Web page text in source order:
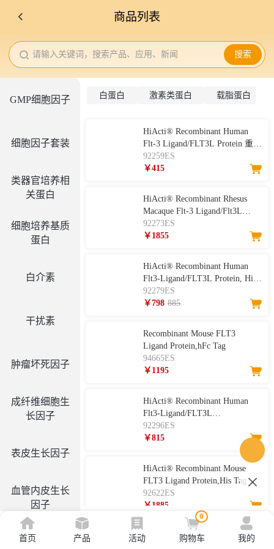
商品列表
请输入关键词，搜索产品、应用、新闻 搜索
GMP细胞因子
细胞因子套装
类器官培养相
关蛋白
细胞培养基质
蛋白
白介素
干扰素
肿瘤坏死因子
成纤维细胞生
长因子
表皮生长因子
血管内皮生长
因子
集落刺激因子
白蛋白 激素类蛋白 载脂蛋白
HiActi® Recombinant Human
Flt-3 Ligand/FLT3L Protein 重组
人FLT3配体
92259ES
￥415
HiActi® Recombinant Rhesus
Macaque Flt-3 Ligand/Flt3L
Protein 重组恒河猴Flt3配体
92273ES
￥1855
HiActi® Recombinant Human
Flt3-Ligand/FLT3L Protein, His
Tag 重组人Flt3配体
92279ES
￥798 885
Recombinant Mouse FLT3
Ligand Protein,hFc Tag
94665ES
￥1195
HiActi® Recombinant Human
Flt3-Ligand/FLT3L
Protein（HEK293)重组人Fms相
关酪氨酸激酶3配体
92296ES
￥815
HiActi® Recombinant Mouse
FLT3 Ligand Protein,His Tag 重
组小鼠fms相关受体酪氨酸激酶
3配体
92622ES
￥1885
HiActi® Recombinant Mouse Flt-
首页 产品 活动
0
购物车 我的